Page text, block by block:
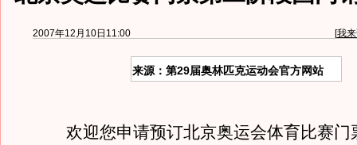
2007年12月10日11:00 [我
来源：第29届奥林匹克运动会官方网站
欢迎您申请预订北京奥运会体育比赛门